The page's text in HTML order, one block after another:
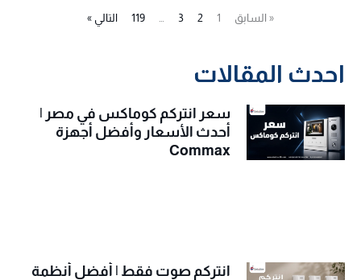
« السابق 1
2
3
119 التالي »
احدث المقالات
سعر انتركم كوماكس في مصر |
أحدث الأسعار وأفضل أجهزة
Commax
انتركم صوت فقط | أفضل أنظمة